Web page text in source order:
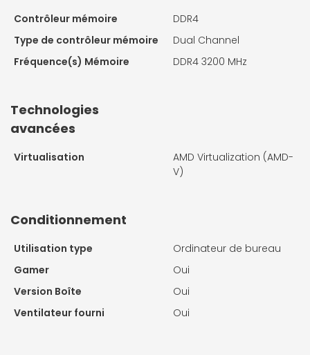
Contrôleur mémoire
DDR4
Type de contrôleur mémoire
Dual Channel
Fréquence(s) Mémoire
DDR4 3200 MHz
Technologies
avancées
Virtualisation
AMD Virtualization (AMD-
V)
Conditionnement
Utilisation type
Ordinateur de bureau
Gamer
Oui
Version Boîte
Oui
Ventilateur fourni
Oui